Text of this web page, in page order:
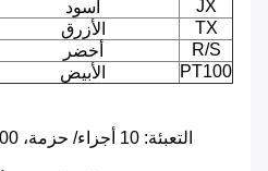
JX أسود
TX
الأزرق
R/S
أخضر
PT100
الأبيض